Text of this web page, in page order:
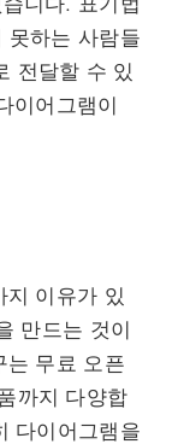
못하는 사람들
전달할 수 있
이어그램이
이유가 있
만드는 것이
는 무료 오픈
까지 다양합
다이어그램을